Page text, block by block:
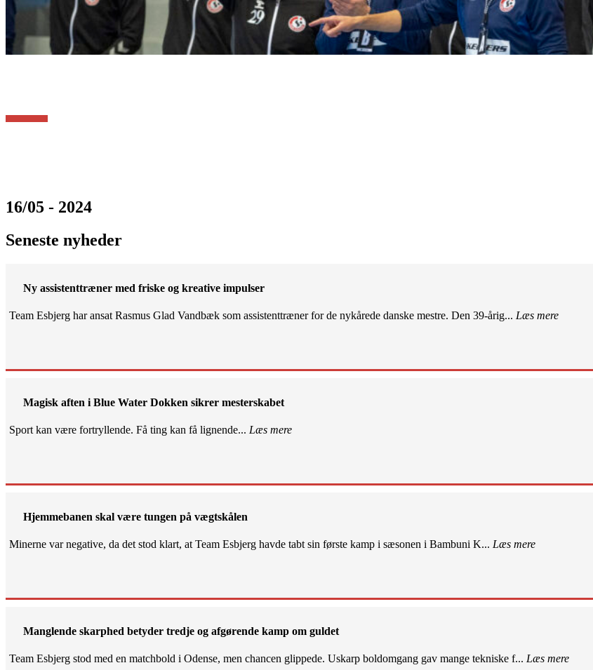
16/05 - 2024
Seneste nyheder
Ny assistenttræner med friske og kreative impulser
Team Esbjerg har ansat Rasmus Glad Vandbæk som assistenttræner for de nykårede danske mestre. Den 39-årig... Læs mere
Magisk aften i Blue Water Dokken sikrer mesterskabet
Sport kan være fortryllende. Få ting kan få lignende... Læs mere
Hjemmebanen skal være tungen på vægtskålen
Minerne var negative, da det stod klart, at Team Esbjerg havde tabt sin første kamp i sæsonen i Bambuni K... Læs mere
Manglende skarphed betyder tredje og afgørende kamp om guldet
Team Esbjerg stod med en matchbold i Odense, men chancen glippede. Uskarp boldomgang gav mange tekniske f... Læs mere